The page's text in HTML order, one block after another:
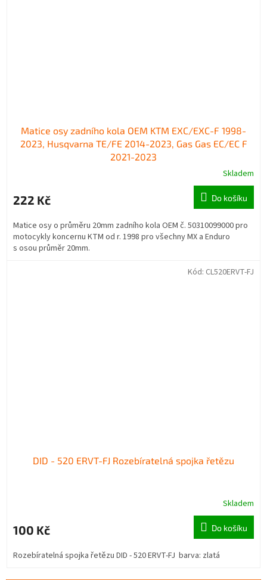
Matice osy zadního kola OEM KTM EXC/EXC-F 1998-
2023, Husqvarna TE/FE 2014-2023, Gas Gas EC/EC F
2021-2023
Skladem
222 Kč Do košíku
Matice osy o průměru 20mm zadního kola OEM č. 50310099000 pro
motocykly koncernu KTM od r. 1998 pro všechny MX a Enduro
s osou průměr 20mm.
DID - 520 ERVT-FJ Rozebíratelná spojka řetězu
Skladem
100 Kč Do košíku
Rozebíratelná spojka řetězu DID - 520 ERVT-FJ barva: zlatá
Kód: CL520ERVT-FJ